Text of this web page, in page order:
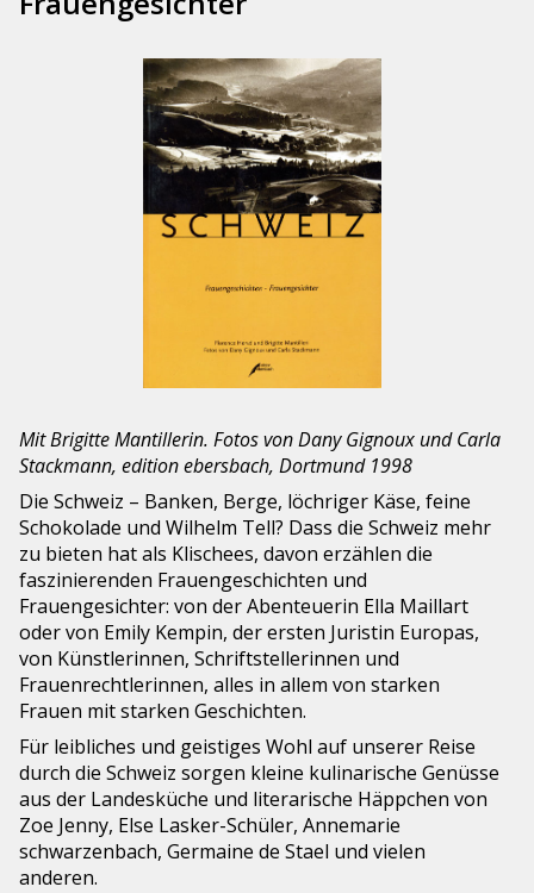
Mit Brigitte Mantillerin. Fotos von Dany Gignoux und Carla
Stackmann, edition ebersbach, Dortmund 1998
Die Schweiz – Banken, Berge, löchriger Käse, feine
Schokolade und Wilhelm Tell? Dass die Schweiz mehr
zu bieten hat als Klischees, davon erzählen die
faszinierenden Frauengeschichten und
Frauengesichter: von der Abenteuerin Ella Maillart
oder von Emily Kempin, der ersten Juristin Europas,
von Künstlerinnen, Schriftstellerinnen und
Frauenrechtlerinnen, alles in allem von starken
Frauen mit starken Geschichten.
Für leibliches und geistiges Wohl auf unserer Reise
durch die Schweiz sorgen kleine kulinarische Genüsse
aus der Landesküche und literarische Häppchen von
Zoe Jenny, Else Lasker-Schüler, Annemarie
schwarzenbach, Germaine de Stael und vielen
anderen.